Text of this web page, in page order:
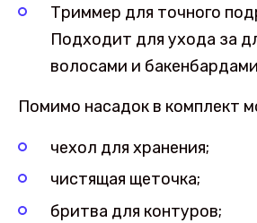
Триммер для точного
Подходит для ухода за
волосами и
Помимо насадок в комплект
чехол для хранения;
чистящая щеточка;
бритва для контуров;